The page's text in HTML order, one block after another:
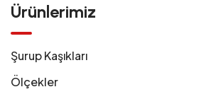
Ürünlerimiz
Şurup Kaşıkları
Ölçekler